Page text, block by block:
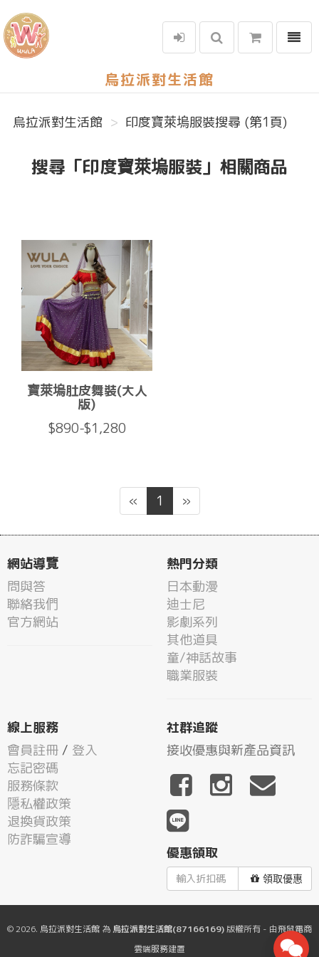
烏拉派對生活館
選單
烏拉派對生活館 印度寶萊塢服裝搜尋 (第1頁)
搜尋「印度寶萊塢服裝」相關商品
寶萊塢肚皮舞裝(大人
版)
$890-$1,280
« 1 »
網站導覽
問與答
聯絡我們
官方網站
熱門分類
日本動漫
迪士尼
影劇系列
其他道具
童/神話故事
職業服裝
線上服務
會員註冊 / 登入
忘記密碼
服務條款
隱私權政策
退換貨政策
防詐騙宣導
社群追蹤
接收優惠與新產品資訊
優惠領取
領取優惠
© 2026. 烏拉派對生活館 為 烏拉派對生活館(87166169)版權所有 - 由飛鼠電商
雲端服務建置